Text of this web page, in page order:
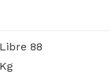
Libre 88
Kg